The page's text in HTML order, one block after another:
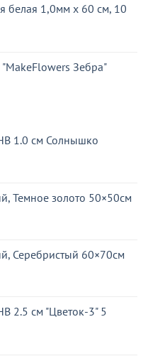
белая 1,0мм x 60 см, 10
Зебра"
1.0 см Солнышко
Темное золото 50×50см
Серебристый 60×70см
2.5 см "Цветок-3" 5